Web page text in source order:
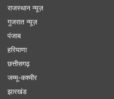
'अमेरिका में जीवन में कैसा है?'
दूध वाले ने प्रसाद से पूछा कि,
इस पर, प्रवासी प्रसाद
राजस्थान न्यूज़
गुजरात न्यूज़
पंजाब
हरियाणा
छत्तीसगढ़
जम्मू-कश्मीर
झारखंड